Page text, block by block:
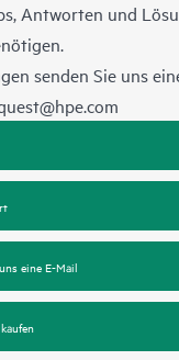
Antworten und
senden Sie uns
eine E-Mail